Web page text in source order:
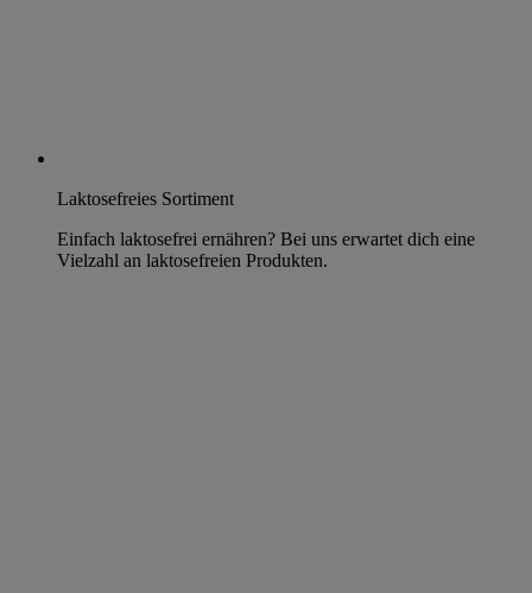
Laktosefreies Sortiment
Einfach laktosefrei ernähren? Bei uns erwartet dich eine
Vielzahl an laktosefreien Produkten.